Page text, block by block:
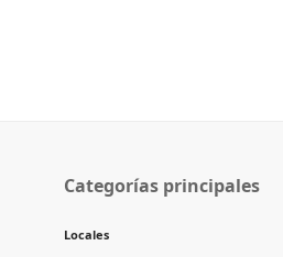
Categorías principales
Locales